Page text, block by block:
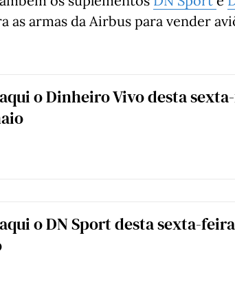
as armas da Airbus para vender
o Dinheiro Vivo desta
o DN Sport desta sexta-